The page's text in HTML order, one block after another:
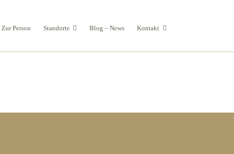
Zur Person Standorte Blog – News Kontakt